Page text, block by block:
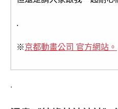
.
※京都動畫公司 官方網站。
.